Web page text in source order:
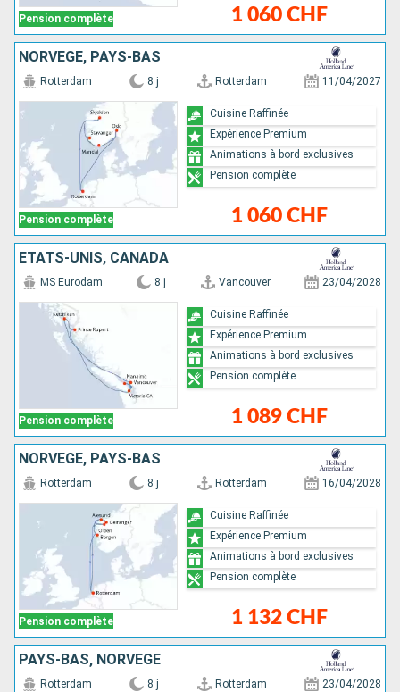
Pension complète 1 060 CHF
NORVÈGE, PAYS-BAS
Pension complète
Rotterdam 8 j Rotterdam 11/04/2027
1 060 CHF
Cuisine Raffinée
Expérience Premium
Animations à bord exclusives
Pension complète
ÉTATS-UNIS, CANADA
Pension complète
MS Eurodam 8 j Vancouver 23/04/2028
1 089 CHF
Cuisine Raffinée
Expérience Premium
Animations à bord exclusives
Pension complète
NORVÈGE, PAYS-BAS
Pension complète
Rotterdam 8 j Rotterdam 16/04/2028
1 132 CHF
Cuisine Raffinée
Expérience Premium
Animations à bord exclusives
Pension complète
PAYS-BAS, NORVÈGE
Rotterdam 8 j Rotterdam 23/04/2028